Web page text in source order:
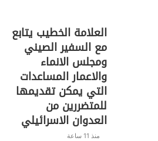
العلامة الخطيب يتابع
مع السفير الصيني
ومجلس الانماء
والاعمار المساعدات
التي يمكن تقديمها
للمتضررين من
العدوان الاسرائيلي
منذ 11 ساعة